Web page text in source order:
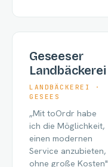
Geseeser
Landbäckerei
LANDBÄCKEREI ·
GESEES
„Mit toOrdr habe
ich die Möglichkeit,
einen modernen
Service anzubieten,
ohne große Kosten"